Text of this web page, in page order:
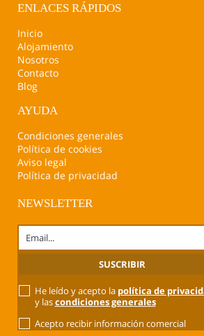
ENLACES RÁPIDOS
Inicio
Alojamiento
Nosotros
Contacto
Blog
AYUDA
Condiciones generales
Política de cookies
Aviso legal
Política de privacidad
NEWSLETTER
He leído y acepto la política de
y lascondiciones generales
Acepto recibir información comercial